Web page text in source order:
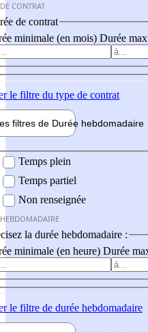
CONTRAT
de contrat
minimale (en mois) Durée
le filtre du type de contrat
filtres de Durée hebdomadaire
Temps plein
Temps partiel
Non renseignée
la durée hebdomadaire :
minimale (en heure) Durée
le filtre de durée hebdomadaire